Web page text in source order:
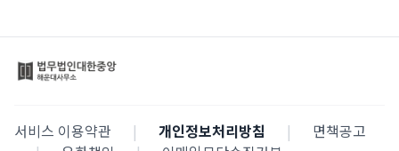
서비스 이용약관 | 개인정보처리방침 |
면책공고